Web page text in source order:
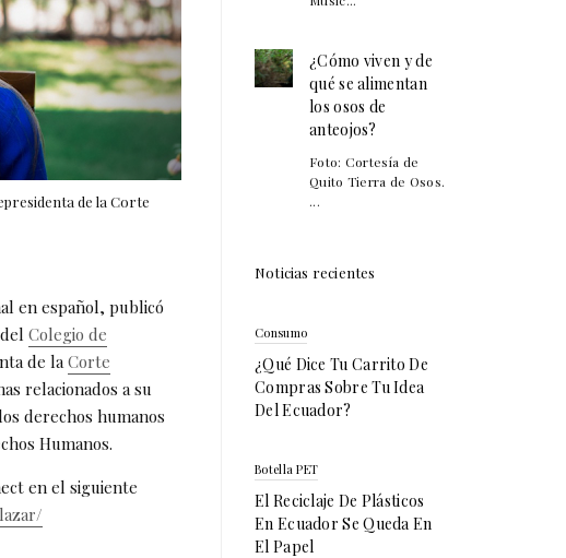
de la Corte
en español, publicó
Colegio de
de laCorte
relacionados a su
derechos humanos
Humanos.
en el siguiente
¿Cómo viven y de
qué se alimentan
los osos de
anteojos?
Foto: Cortesía de
Quito Tierra de Osos.
...
Noticias recientes
Consumo
¿Qué Dice Tu Carrito De
Compras Sobre Tu Idea
Del Ecuador?
Botella PET
El Reciclaje De Plásticos
En Ecuador Se Queda En
El Papel